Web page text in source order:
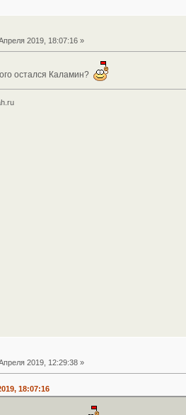
2019, 18:07:16 »
остался Каламин?
2019, 12:29:38 »
18:07:16